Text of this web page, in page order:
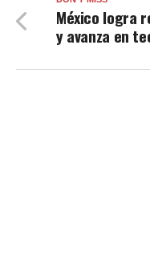
México logra
y avanza en